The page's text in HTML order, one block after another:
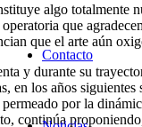
Contacto
algo
que
que el arte aún
y durante su
los años
por la
continúa